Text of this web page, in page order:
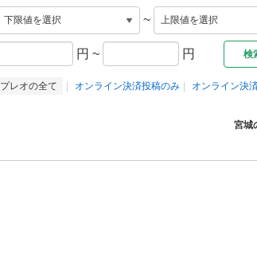
~
円 ~ 円
プレオの全て オンライン決済投稿のみ オンライン決
宮城